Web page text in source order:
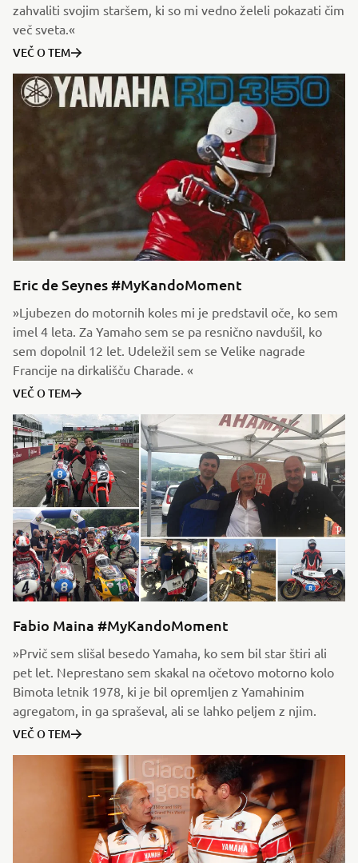
zahvaliti svojim staršem, ki so mi vedno želeli pokazati čim
več sveta.«
VEČ O TEM
Eric de Seynes #MyKandoMoment
»Ljubezen do motornih koles mi je predstavil oče, ko sem
imel 4 leta. Za Yamaho sem se pa resnično navdušil, ko
sem dopolnil 12 let. Udeležil sem se Velike nagrade
Francije na dirkališču Charade. «
VEČ O TEM
Fabio Maina #MyKandoMoment
»Prvič sem slišal besedo Yamaha, ko sem bil star štiri ali
pet let. Neprestano sem skakal na očetovo motorno kolo
Bimota letnik 1978, ki je bil opremljen z Yamahinim
agregatom, in ga spraševal, ali se lahko peljem z njim.
VEČ O TEM